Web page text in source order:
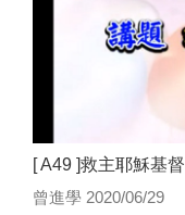
[ A49 ]救主耶穌基督
曾進學 2020/06/29